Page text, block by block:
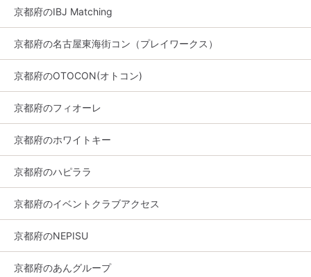
京都府のIBJ Matching
京都府の名古屋東海街コン（プレイワークス）
京都府のOTOCON(オトコン)
京都府のフィオーレ
京都府のホワイトキー
京都府のハピララ
京都府のイベントクラブアクセス
京都府のNEPISU
京都府のあんグループ